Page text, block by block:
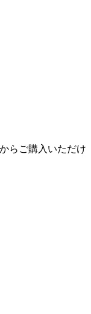
らご購入いただけ